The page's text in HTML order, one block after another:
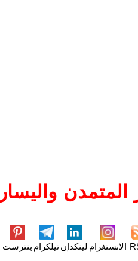
الانستغرام لينكدإنتيلكرام بنترست